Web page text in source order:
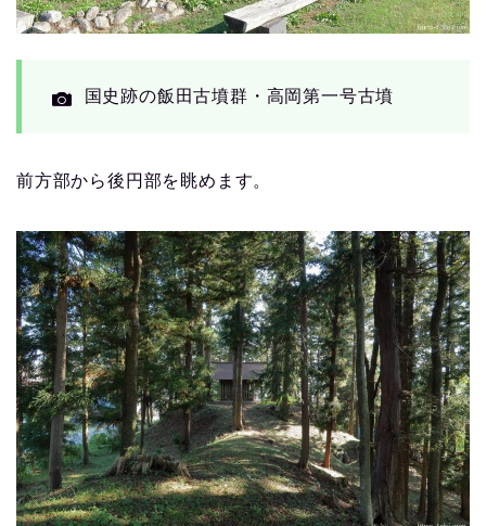
国史跡の飯田古墳群・高岡第一号古墳
前方部から後円部を眺めます。